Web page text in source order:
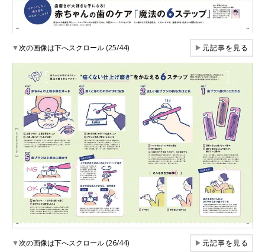
▼次の画像は下へスクロール (25/44) ▶元記事を見る
▼次の画像は下へスクロール (26/44) ▶元記事を見る